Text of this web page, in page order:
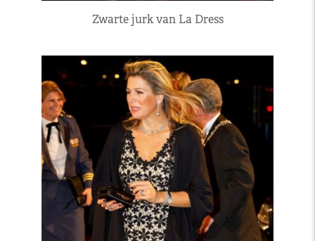
Zwarte jurk van La Dress